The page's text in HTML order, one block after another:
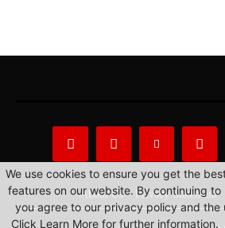
About Us Privacy Statement
We use cookies to ensure you get the
features on our website. By continuing to
you agree to our privacy policy and the
Click Learn More for further information.